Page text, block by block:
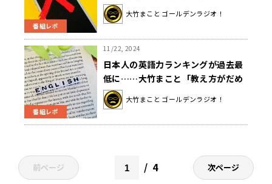
番組レポ
するのはどうかというのと、見続け
させるのもどうか。両方ある」
大竹まこと ゴールデンラジオ！
番組レポ
11/22, 2024
日本人の英語力ランキングが過去最
低に……大竹まこと「教え方がだめ
なんじゃ？」
大竹まこと ゴールデンラジオ！
前ページ 4 次ページ